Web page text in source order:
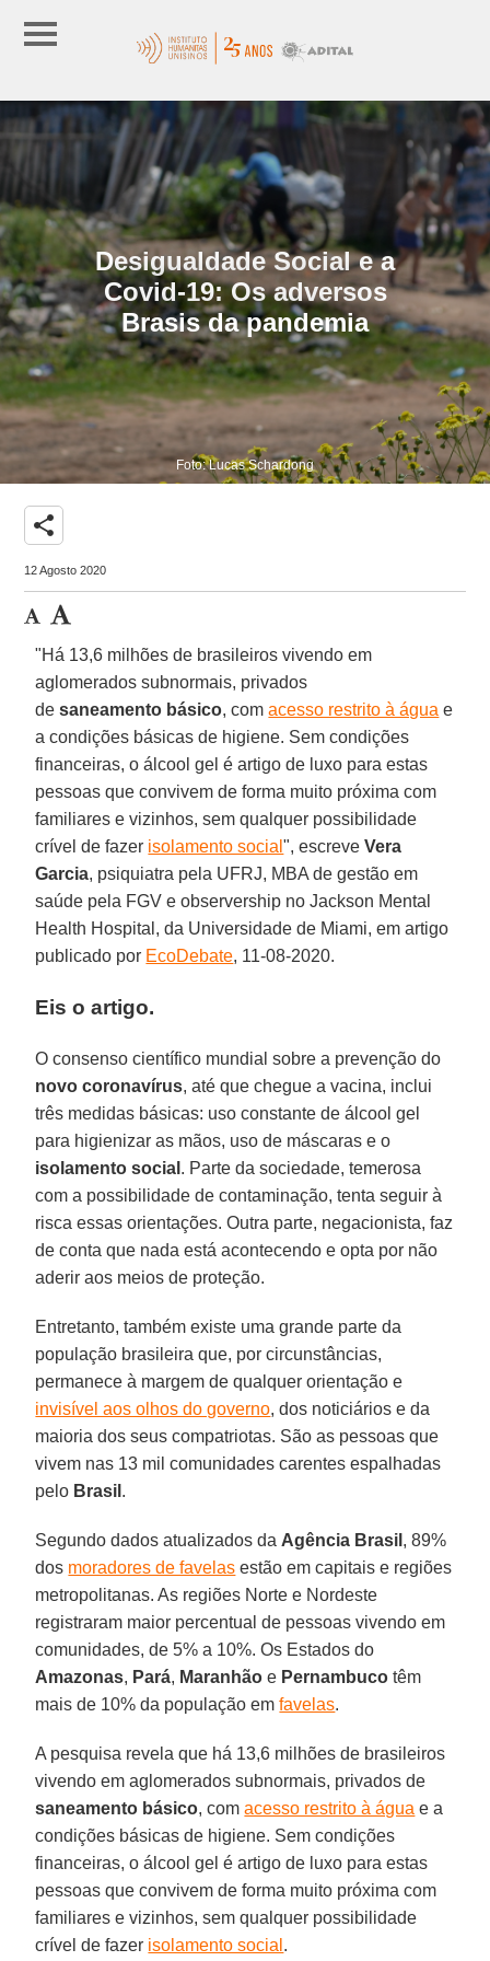
Desigualdade Social e a
Covid-19: Os adversos
Brasis da pandemia
Foto: Lucas Schardong
share
12 Agosto 2020
"Há 13,6 milhões de brasileiros vivendo em
aglomerados subnormais, privados
desaneamento básico, comacesso restrito à água e
a condições básicas de higiene. Sem condições
financeiras, o álcool gel é artigo de luxo para estas
pessoas que convivem de forma muito próxima com
familiares e vizinhos, sem qualquer possibilidade
crível de fazer isolamento social", escreveVera
Garcia, psiquiatra pela UFRJ, MBA de gestão em
saúde pela FGV e observership no Jackson Mental
Health Hospital, da Universidade de Miami, em artigo
publicado por EcoDebate, 11-08-2020.
Eis o artigo.
O consenso científico mundial sobre a prevenção do
novo coronavírus, até que chegue a vacina, inclui
três medidas básicas: uso constante de álcool gel
para higienizar as mãos, uso de máscaras e o
isolamento social . Parte da sociedade, temerosa
com a possibilidade de contaminação, tenta seguir à
risca essas orientações. Outra parte, negacionista, faz
de conta que nada está acontecendo e opta por não
aderir aos meios de proteção.
Entretanto, também existe uma grande parte da
população brasileira que, por circunstâncias,
permanece à margem de qualquer orientação e
invisível aos olhos do governo, dos noticiários e da
maioria dos seus compatriotas. São as pessoas que
vivem nas 13 mil comunidades carentes espalhadas
pelo Brasil .
Segundo dados atualizados da Agência Brasil , 89%
dos moradores de favelas estão em capitais e regiões
metropolitanas. As regiões Norte e Nordeste
registraram maior percentual de pessoas vivendo em
comunidades, de 5% a 10%. Os Estados do
Amazonas, Pará, Maranhão e Pernambuco têm
mais de 10% da população emfavelas.
A pesquisa revela que há 13,6 milhões de brasileiros
vivendo em aglomerados subnormais, privados de
saneamento básico, comacesso restrito à água e a
condições básicas de higiene. Sem condições
financeiras, o álcool gel é artigo de luxo para estas
pessoas que convivem de forma muito próxima com
familiares e vizinhos, sem qualquer possibilidade
crível de fazer isolamento social .